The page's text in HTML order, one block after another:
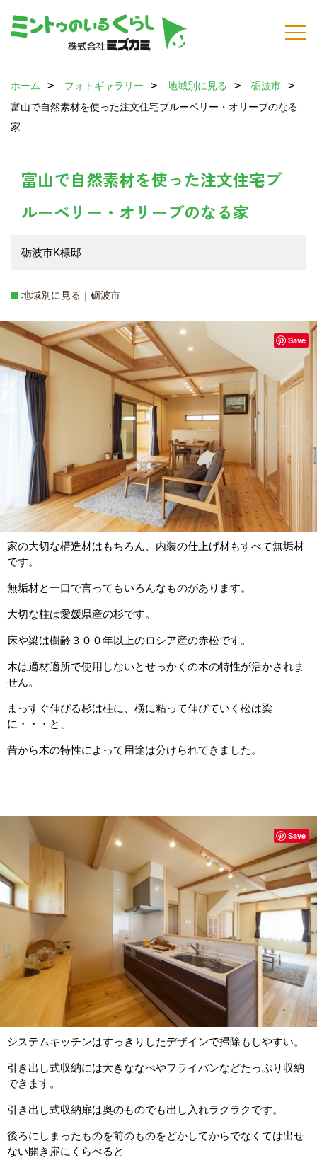
ホーム フォトギャラリー 地域別に見る
砺波市
富山で自然素材を使った注文住宅ブルーベリー・オリーブのなる
家
富山で自然素材を使った注文住宅ブ
ルーベリー・オリーブのなる家
砺波市K様邸
地域別に見る｜砺波市
家の大切な構造材はもちろん、内装の仕上げ材もすべて無垢材
です。
無垢材と一口で言ってもいろんなものがあります。
大切な柱は愛媛県産の杉です。
床や梁は樹齢３００年以上のロシア産の赤松です。
木は適材適所で使用しないとせっかくの木の特性が活かされま
せん。
まっすぐ伸びる杉は柱に、横に粘って伸びていく松は梁
に・・・と、
昔から木の特性によって用途は分けられてきました。
Save
システムキッチンはすっきりしたデザインで掃除もしやすい。
引き出し式収納には大きななべやフライパンなどたっぷり収納
できます。
引き出し式収納扉は奥のものでも出し入れラクラクです。
後ろにしまったものを前のものをどかしてからでなくては出せ
ない開き扉にくらべると
Save